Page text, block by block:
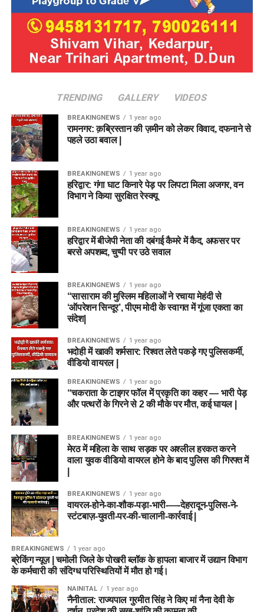
TRENDING GALLERY VIDEOS
BREAKINGNEWS 1 year ago
रामनगर: क़ब्रिस्तान की ज़मीन को लेकर विवाद, दफनाने से
पहले उठा बवाल |
BREAKINGNEWS 1 year ago
हरिद्वार: गंगा घाट किनारे पेड़ पर लिपटा मिला अजगर, वन
विभाग ने किया सुरक्षित रेस्क्यू
BREAKINGNEWS 1 year ago
हरिद्वार में बीजेपी नेता की दबंगई कैमरे में कैद, अफसर पर
बरसे अपशब्द, चुप्पी पर उठे सवाल
BREAKINGNEWS 1 year ago
“सासाराम की मुस्लिम महिलाओं ने रचाया मेहंदी से
‘ऑपरेशन सिन्दूर’, पीएम मोदी के स्वागत में गूंजा एकता का
संदेश|
BREAKINGNEWS 1 year ago
भदोही में खाकी शर्मसार: रिश्वत लेते पकड़े गए पुलिसकर्मी,
वीडियो वायरल |
BREAKINGNEWS 1 year ago
“चकराता के टाइगर फॉल में प्रकृति का कहर — भारी पेड़
और पत्थरों के गिरने से 2 की मौके पर मौत, कई घायल |
BREAKINGNEWS 1 year ago
मेरठ में महिला के साथ सड़क पर अश्लील हरकत करने
वाला युवक वीडियो वायरल होने के बाद पुलिस की गिरफ्त में
BREAKINGNEWS 1 year ago
वायरल-होने-का-शौक-पड़ा-भारी-—-देहरादून-पुलिस-ने-
स्टंटबाज़-युवती-पर-की-चालानी-कार्रवाई |
BREAKINGNEWS 1 year ago
ब्रेकिंग न्यूज़ | चमोली जिले के पोखरी ब्लॉक के हापला बाजार में उद्यान विभाग
के कर्मचारी की संदिग्ध परिस्थितियों में मौत हो गई।
NAINITAL 1 year ago
नैनीताल: राज्यपाल गुरमीत सिंह ने किए मां नैना देवी के